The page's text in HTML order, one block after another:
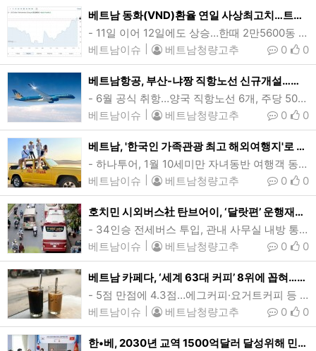
베트남 동화(VND)환율 연일 사상최고치…트럼프 ‘관세폭탄’ 우려
- 11일 이어 12일에도 상승…한때 2만5600동 기록- 대미 무역흑자 1718억달러, 4위국…정부, 대응시나리오 마련 고심달러대비 베트남 동화(VND) 환율이 연일 상승(동화가치 하락)하며 사상최고치 행진을 하고 있다. 12일 동화 환율은 전거래일보다 35동(0.22%) 오른 2만5565동으로 전일의 사상최고치를 경신했으며 장중 2만5600동까지 치솟기도 했다. (사진=VnExpress/ 그래픽=인베스팅닷컴)[인사이드비나=호치민, 윤준호 기자] 베트남 달러•동화(VND) 환율이 연일 상승(동화가치 하락)하며 사상 최고치…
베트남이슈
베트남청량고추 0
0
베트남항공, 부산-냐짱 직항노선 신규개설…매일 왕복운항
- 6월 공식 취항…양국 직항노선 6개, 주당 50여편으로 늘어베트남국영 베트남항공이 오는 6월부터 부산과 냐짱을 잇는 직항노선을 신규 취항, 매일 1회 왕복 운항할 계획이다. (사진=베트남항공)[인사이드비나=호치민, 윤준호 기자] 베트남국영 베트남항공(Vietnam Airlines 증권코드 HVN)이 부산과 냐짱(Nha Trang)을 잇는 직항노선을 신규 개설, 취항한다.베트남항공에 따르면, 냐짱-부산 노선은 오는 6월1일부터 매일 1회 왕복 운항될 예정이다.베트남항공은 “이번 새로운 부산-냐짱 취항은 국제선 확장 전략에…
베트남이슈
베트남청량고추 0
0
베트남, '한국인 가족관광 최고 해외여행지'로 꼽혀…2년 연속
- 하나투어, 1월 10세미만 자녀동반 여행객 동향 분석…일본·필리핀·괌·중국 순베트남 중남부 판티엣시 무이네의 바우짱 해안사구를 방문한 한국인 가족관광객 모습. 베트남이 지난해에 이어 2년연속 한국인들에게 아동동반 가족여행의 세계최고 해외여행지로 꼽혔다. (사진=VnExpress/Nhu Trung)[인사이드비나=다낭, 임용태 기자] 베트남이 한국인들의 '아이동반 가족단위 여행의 세계 최고해외여행지'로 꼽혔다.하나투어(대표 송미선)이 1월 겨울방학 기간 10세미만 아동동반 가족여행객의 예약자료 등을 토대로…
베트남이슈
베트남청량고추 0
0
호치민 시외버스社 탄브어이, ‘달랏편’ 운행재개…영업중단 1년여만
- 34인승 전세버스 투입, 관내 사무실 내방 통해 예약·발권…정기노선 등록은 아직- 2023년 5명 사망사고 당시 규정위반 다수 적발…작년 4월 사업면허 재교부영업면허 취소 이전 운행중이던 호치민시 버스회사 탄브어이의 버스. 동나이성에서 발생한 사망사고로 영업중단했던 탄브어이가 호치민-달랏 운행을 1년여만에 전세버스로 재개했다. (사진=VnExpress/Gia Minh)[인사이드비나=호치민, 투 탄(Thu thanh) 기자] 호치민시 대형버스업체 탄브어이(Thanh Buoi)가 호치민-달랏(Da Lat) 노선 …
베트남이슈
베트남청량고추 0
0
베트남 카페다, ‘세계 63대 커피’ 8위에 꼽혀…테이스트아틀라스
- 5점 만점에 4.3점…에그커피·요거트커피 등 현지 유래 커피 순위권베트남 대표 커피인 카페덴다(왼쪽)와 카페쓰어다. 글로벌 미식전문매체 테이스트아틀라스는 세계 63대 커피에 베트남 카페다를 8위로 선정했다. (사진=cafemoc)[인사이드비나=하노이, 장연환 기자] 베트남을 대표하는 전통커피중 하나인 카페다(Ca phe da, 아이스커피)가 글로벌 미식전문매체 테이스트아틀라스(Taste Atlas) 선정 '세계 63대 커피'에 이름을 올렸다.테이스트아틀라스가 최근 발표한 ‘세계 63대 커피(음료)’에 베트남 카…
베트남이슈
베트남청량고추 0
0
한•베, 2030년 교역 1500억달러 달성위해 민관협력 강화